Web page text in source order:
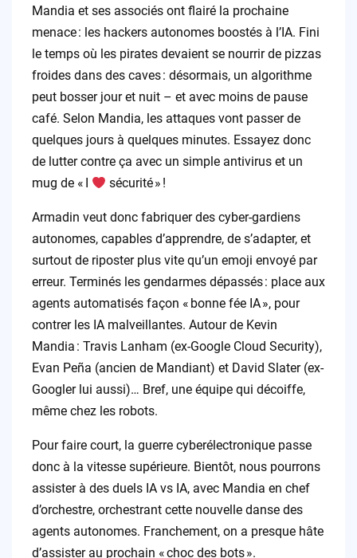
Mandia et ses associés ont flairé la prochaine
menace : les hackers autonomes boostés à l’IA. Fini
le temps où les pirates devaient se nourrir de pizzas
froides dans des caves : désormais, un algorithme
peut bosser jour et nuit – et avec moins de pause
café. Selon Mandia, les attaques vont passer de
quelques jours à quelques minutes. Essayez donc
de lutter contre ça avec un simple antivirus et un
mug de « I
sécurité » !
Armadin veut donc fabriquer des cyber-gardiens
autonomes, capables d’apprendre, de s’adapter, et
surtout de riposter plus vite qu’un emoji envoyé par
erreur. Terminés les gendarmes dépassés : place aux
agents automatisés façon « bonne fée IA », pour
contrer les IA malveillantes. Autour de Kevin
Mandia : Travis Lanham (ex-Google Cloud Security),
Evan Peña (ancien de Mandiant) et David Slater (ex-
Googler lui aussi)… Bref, une équipe qui décoiffe,
même chez les robots.
Pour faire court, la guerre cyberélectronique passe
donc à la vitesse supérieure. Bientôt, nous pourrons
assister à des duels IA vs IA, avec Mandia en chef
d’orchestre, orchestrant cette nouvelle danse des
agents autonomes. Franchement, on a presque hâte
d’assister au prochain « choc des bots ».